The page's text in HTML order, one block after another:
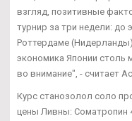
взгляд, позитивные
турнир за три недели: до
Роттердаме
экономика Японии
во внимание", - считает
Курс станозолол соло
цены Ливны: Cоматропин